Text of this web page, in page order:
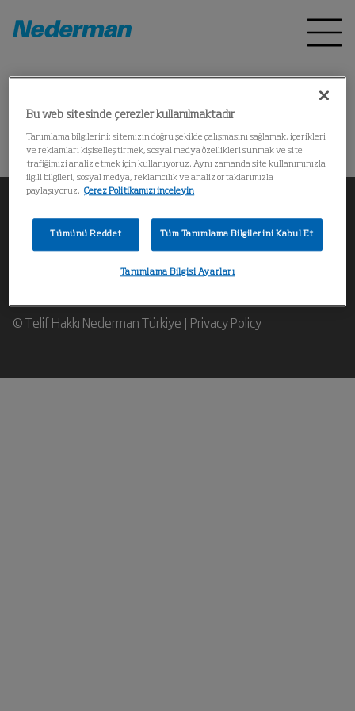
Could not find the product
Bir Nederman endüstriyel hava filtreleme uzmanıyla
© Telif Hakkı Nederman Türkiye | Privacy Policy
Bu web sitesinde çerezler kullanılmaktadır
Tanımlama bilgilerini; sitemizin doğru şekilde çalışmasını sağlamak, içerikleri
ve reklamları kişiselleştirmek, sosyal medya özellikleri sunmak ve site
trafiğimizi analiz etmek için kullanıyoruz. Aynı zamanda site kullanımınızla
ilgili bilgileri; sosyal medya, reklamcılık ve analiz ortaklarımızla
paylaşıyoruz. Çerez Politikamızı inceleyin
Tümünü Reddet Tüm Tanımlama Bilgilerini Kabul Et
Tanımlama Bilgisi Ayarları